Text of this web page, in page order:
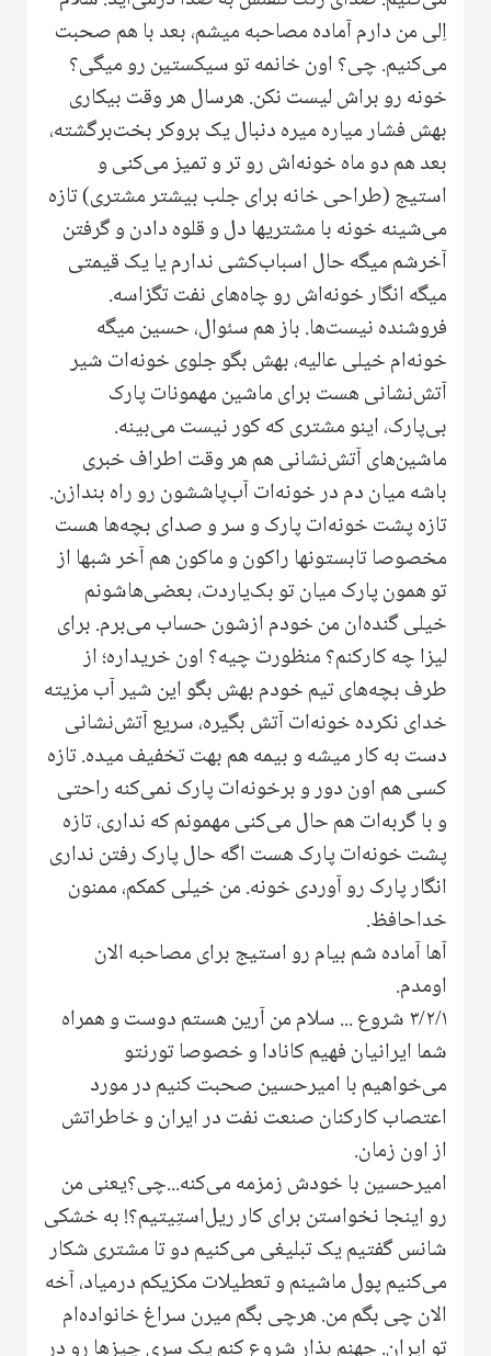
اِلی من دارم آماده مصاحبه میشم، بعد با هم صحبت
می‌کنیم. چی؟ اون خانمه تو سیکستین رو میگی؟
خونه رو براش لیست نکن. هرسال هر وقت بیکاری
بهش فشار میاره میره دنبال یک بروکر بخت‌برگشته،
بعد هم دو ماه خونه‌اش رو تر و تمیز می‌کنی و
استیج (طراحی خانه برای جلب بیشتر مشتری) تازه
می‌شینه خونه با مشتریها دل و قلوه دادن و گرفتن
آخرشم میگه حال اسباب‌کشی ندارم یا یک قیمتی
میگه انگار خونه‌اش رو چاه‌های نفت تگزاسه.
فروشنده نیست‌ها. باز هم سئوال، حسین میگه
خونه‌ام خیلی عالیه، بهش بگو جلوی خونه‌ات شیر
آتش‌نشانی هست برای ماشین مهمونات پارک
بی‌پارک، اینو مشتری که کور نیست می‌بینه.
ماشین‌های آتش‌نشانی هم هر وقت اطراف خبری
باشه میان دم در‌ خونه‌ات آب‌پاششون رو راه بندازن.
تازه پشت خونه‌ات پارک و سر و صدای بچه‌ها هست
مخصوصا تابستونها راکون و ماکون هم آخر شبها از
تو همون پارک میان تو بک‌یاردت، بعضی‌هاشونم
خیلی گنده‌ان من خودم ازشون حساب می‌برم. برای
لیزا چه کارکنم؟ منظورت چیه؟ اون خریداره؛ از
طرف بچه‌های تیم خودم بهش بگو این شیر آب مزیته
خدای نکرده خونه‌ات آتش بگیره، سریع آتش‌نشانی
دست به کار میشه و بیمه هم بهت تخفیف میده. تازه
کسی هم اون دور و برخونه‌ات پارک نمی‌کنه راحتی
و با گربه‌ات هم حال می‌کنی مهمونم که نداری، تازه
پشت خونه‌ات پارک هست اگه حال پارک رفتن نداری
انگار پارک رو آوردی خونه. من خیلی کمکم، ممنون
خداحافظ.
آها آماده شم بیام رو استیج برای مصاحبه الان
اومدم.
۳/۲/۱ شروع ... سلام من آرین هستم دوست و همراه
شما ایرانیان فهیم کانادا و خصوصا تورنتو
می‌خواهیم با امیرحسین صحبت کنیم در مورد
اعتصاب کارکنان صنعت نفت در ایران و خاطراتش
از اون زمان.
امیر‌حسین با خودش زمزمه می‌کنه...چی؟یعنی من
رو اینجا نخواستن برای کار ریل‌استِیتیم؟! به خشکی
شانس گفتیم یک تبلیغی می‌کنیم دو تا مشتری شکار
می‌کنیم پول ماشینم و تعطیلات مکزیکم درمیاد، آخه
الان چی بگم من. هرچی بگم میرن سراغ خانواده‌ام